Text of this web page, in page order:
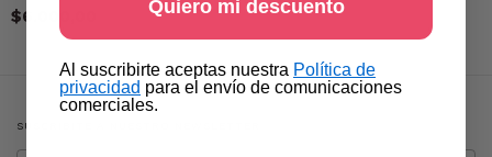
$6.000,00
SUSCRIBITE A NUESTRO NEWSLETTER
Quiero mi descuento
​Al suscribirte aceptas nuestra Política de
privacidad​ para el envío de comunicaciones
comerciales.